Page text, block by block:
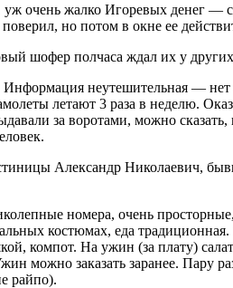
уж очень жалко Игоревых денег
но потом в окне ее
шофер полчаса ждал их у
неутешительная — нет
летают 3 раза в неделю.
за воротами, можно
Александр Николаевич,
номера, очень
костюмах, еда
компот. На ужин (за плату)
можно заказать заранее. Пару
райпо).